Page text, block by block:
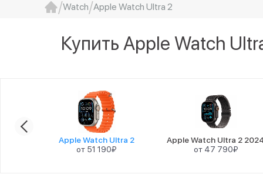
Watch Apple Watch Ultra 2
Купить Apple Watch
Apple Watch Ultra 2
от 51 190₽
Apple Watch Ultra 2
от 47 790₽